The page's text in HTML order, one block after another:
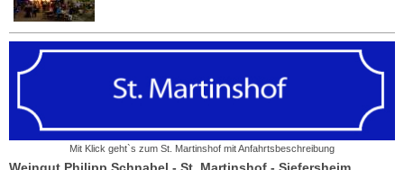
Mit Klick geht`s zum St. Martinshof mit Anfahrtsbeschreibung